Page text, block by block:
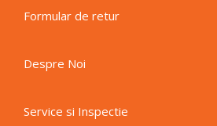
Formular de retur
Despre Noi
Service si Inspectie